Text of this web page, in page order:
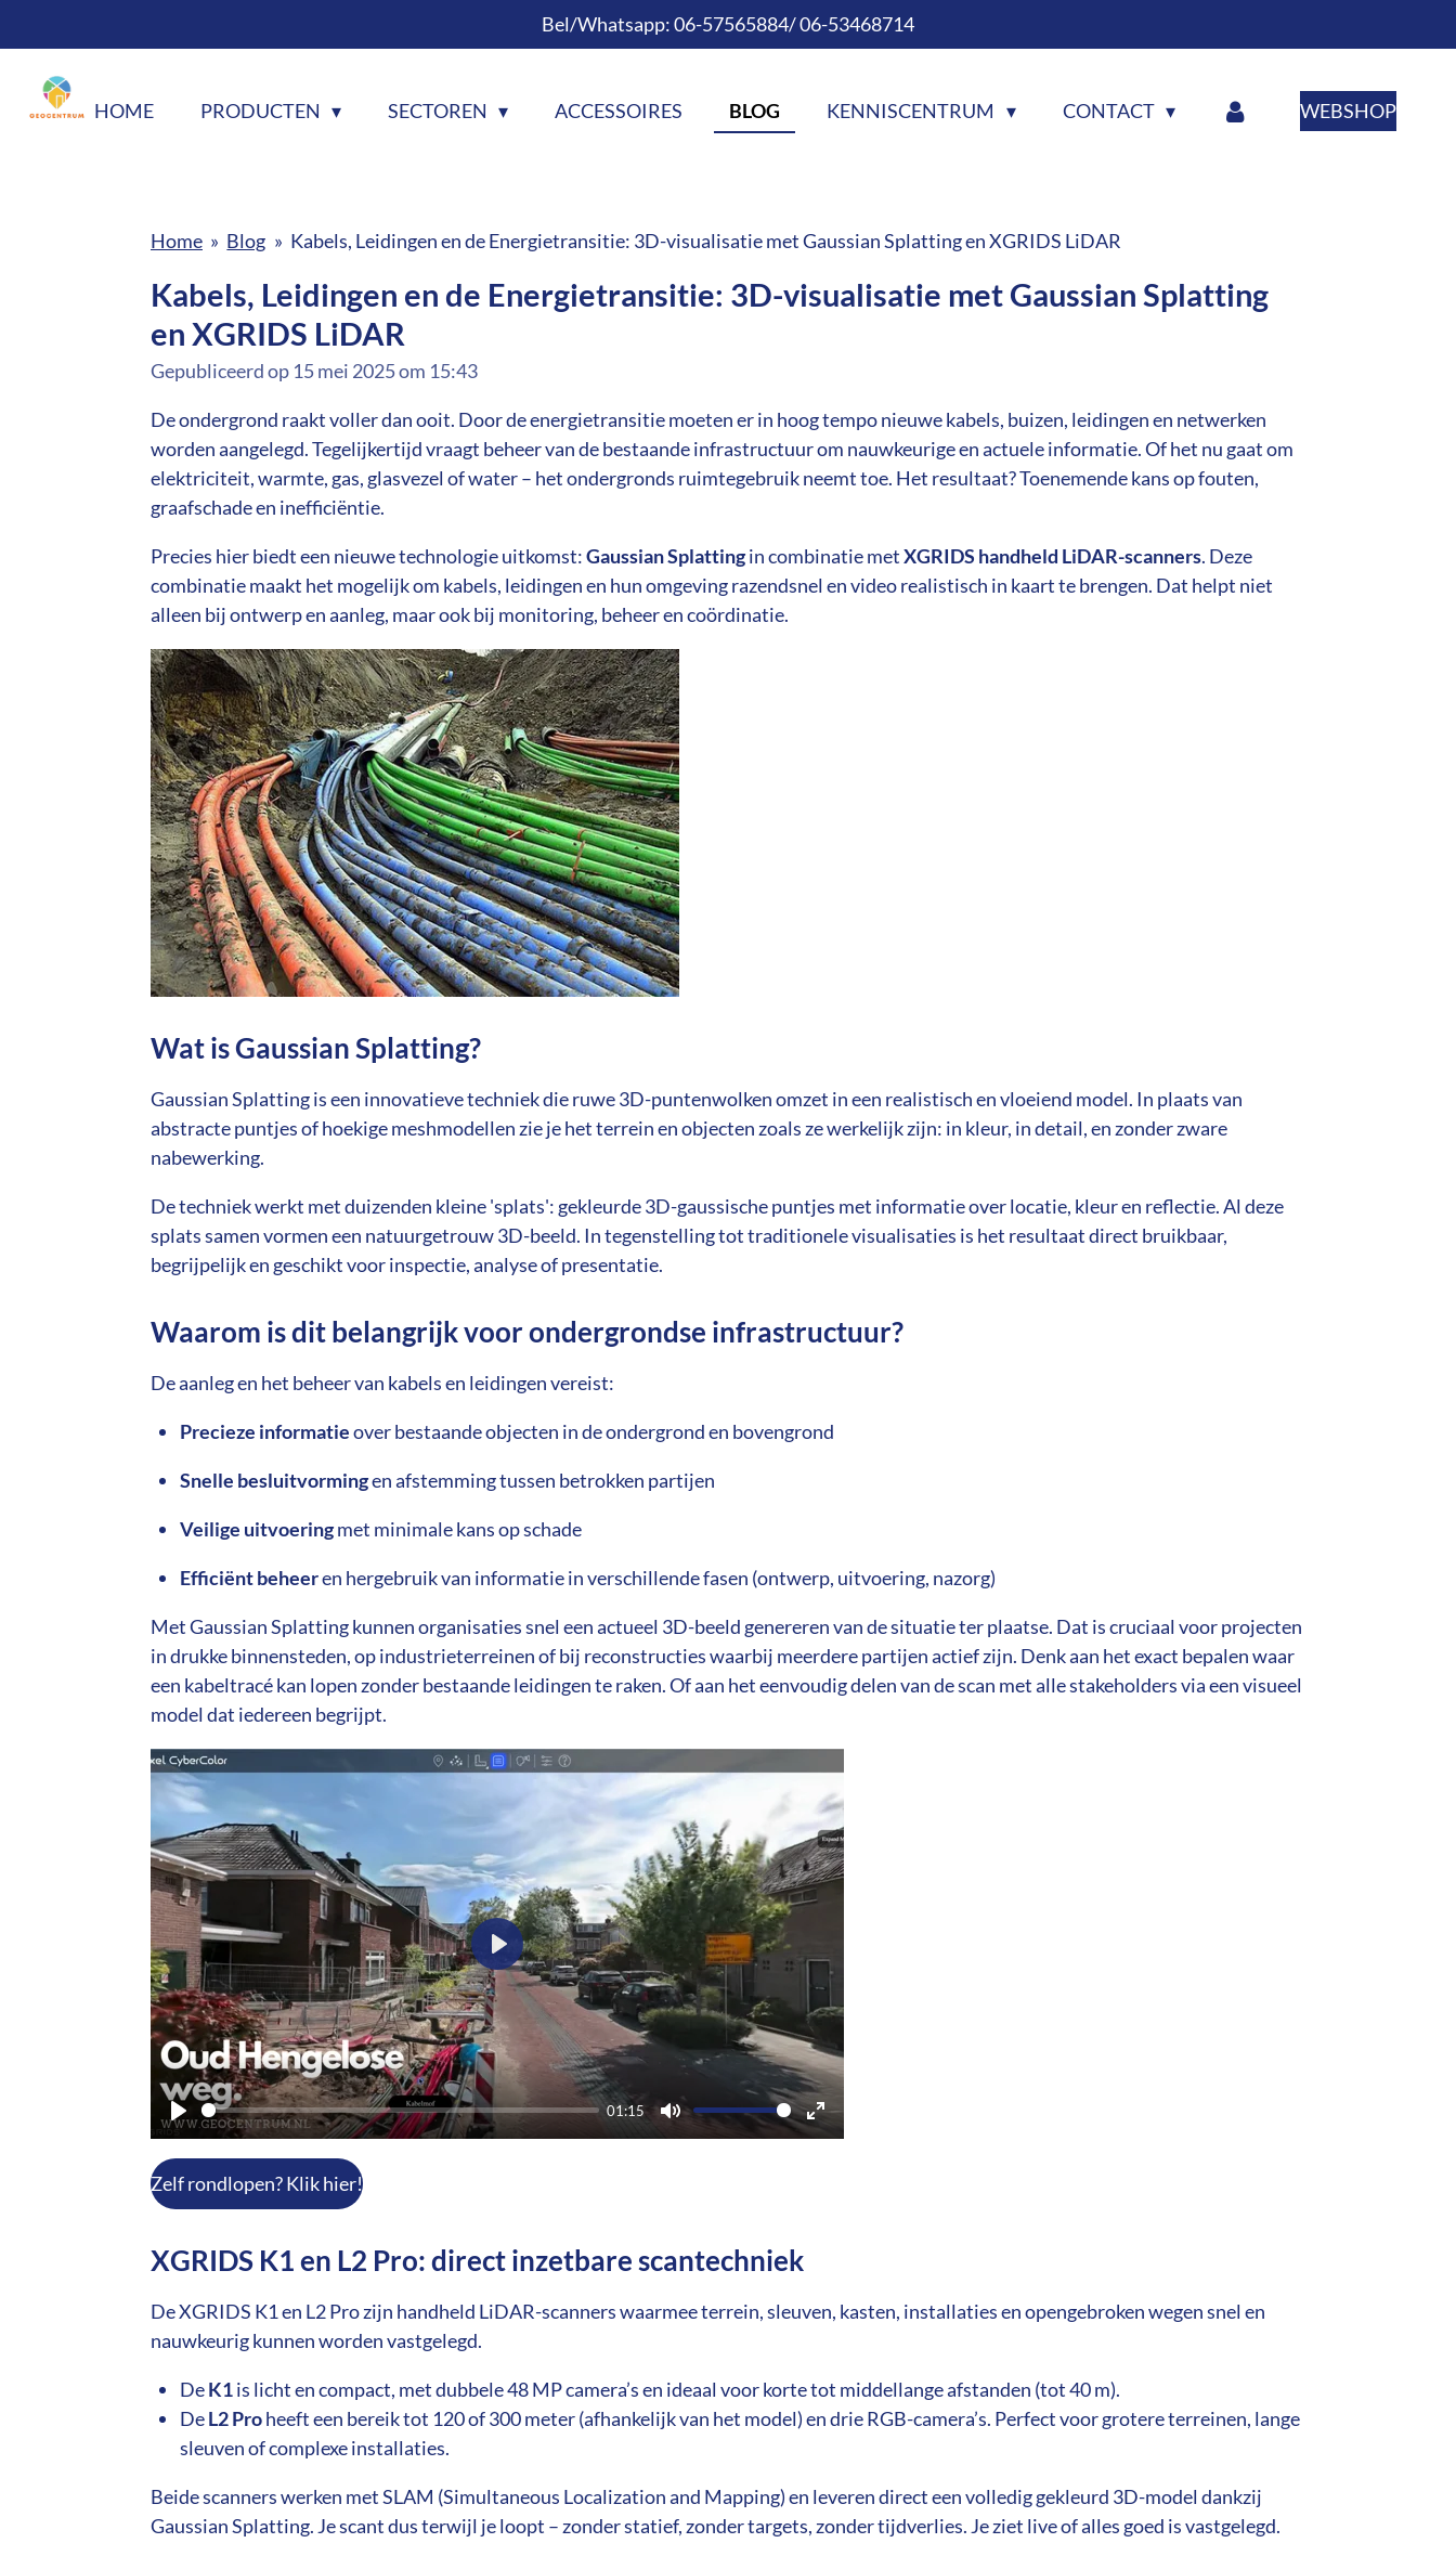
direct
naar
de
Bel/Whatsapp: 06-57565884/ 06-53468714
HOME PRODUCTEN SECTOREN ACCESSOIRES BLOG KENNISCENTRUM CONTACT WEBSHOP
Home » Blog » Kabels, Leidingen en de Energietransitie: 3D-visualisatie met Gaussian Splatting en XGRIDS LiDAR
Kabels, Leidingen en de Energietransitie: 3D-visualisatie met Gaussian Splatting
en XGRIDS LiDAR
Gepubliceerd op 15 mei 2025 om 15:43
De ondergrond raakt voller dan ooit. Door de energietransitie moeten er in hoog tempo nieuwe kabels, buizen, leidingen en netwerken
worden aangelegd. Tegelijkertijd vraagt beheer van de bestaande infrastructuur om nauwkeurige en actuele informatie. Of het nu gaat om
elektriciteit, warmte, gas, glasvezel of water – het ondergronds ruimtegebruik neemt toe. Het resultaat? Toenemende kans op fouten,
graafschade en inefficiëntie.
Precies hier biedt een nieuwe technologie uitkomst:Gaussian Splattingin combinatie metXGRIDS handheld LiDAR-scanners. Deze
combinatie maakt het mogelijk om kabels, leidingen en hun omgeving razendsnel en video realistisch in kaart te brengen. Dat helpt niet
alleen bij ontwerp en aanleg, maar ook bij monitoring, beheer en coördinatie.
Wat is Gaussian Splatting?
Gaussian Splatting is een innovatieve techniek die ruwe 3D-puntenwolken omzet in een realistisch en vloeiend model. In plaats van
abstracte puntjes of hoekige meshmodellen zie je het terrein en objecten zoals ze werkelijk zijn: in kleur, in detail, en zonder zware
nabewerking.
De techniek werkt met duizenden kleine 'splats': gekleurde 3D-gaussische puntjes met informatie over locatie, kleur en reflectie. Al deze
splats samen vormen een natuurgetrouw 3D-beeld. In tegenstelling tot traditionele visualisaties is het resultaat direct bruikbaar,
begrijpelijk en geschikt voor inspectie, analyse of presentatie.
Waarom is dit belangrijk voor ondergrondse infrastructuur?
De aanleg en het beheer van kabels en leidingen vereist:
Precieze informatieover bestaande objecten in de ondergrond en bovengrond
Snelle besluitvormingen afstemming tussen betrokken partijen
Veilige uitvoeringmet minimale kans op schade
Efficiënt beheeren hergebruik van informatie in verschillende fasen (ontwerp, uitvoering, nazorg)
Met Gaussian Splatting kunnen organisaties snel een actueel 3D-beeld genereren van de situatie ter plaatse. Dat is cruciaal voor projecten
in drukke binnensteden, op industrieterreinen of bij reconstructies waarbij meerdere partijen actief zijn. Denk aan het exact bepalen waar
een kabeltracé kan lopen zonder bestaande leidingen te raken. Of aan het eenvoudig delen van de scan met alle stakeholders via een visueel
model dat iedereen begrijpt.
P
01:15
M
E
l
s
r
e
P
l
a
y
Zelf rondlopen? Klik hier!
XGRIDS K1 en L2 Pro: direct inzetbare scantechniek
De XGRIDS K1 en L2 Pro zijn handheld LiDAR-scanners waarmee terrein, sleuven, kasten, installaties en opengebroken wegen snel en
nauwkeurig kunnen worden vastgelegd.
DeK1is licht en compact, met dubbele 48 MP camera’s en ideaal voor korte tot middellange afstanden (tot 40 m).
DeL2 Proheeft een bereik tot 120 of 300 meter (afhankelijk van het model) en drie RGB-camera’s. Perfect voor grotere terreinen, lange
sleuven of complexe installaties.
Beide scanners werken met SLAM (Simultaneous Localization and Mapping) en leveren direct een volledig gekleurd 3D-model dankzij
Gaussian Splatting. Je scant dus terwijl je loopt – zonder statief, zonder targets, zonder tijdverlies. Je ziet live of alles goed is vastgelegd.